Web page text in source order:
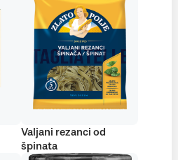
Valjani rezanci od
špinata